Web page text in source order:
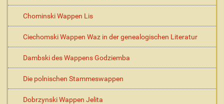
Chominski Wappen Lis
Ciechomski Wappen Waz in der genealogischen Literatur
Dambski des Wappens Godziemba
Die polnischen Stammeswappen
Dobrzynski Wappen Jelita